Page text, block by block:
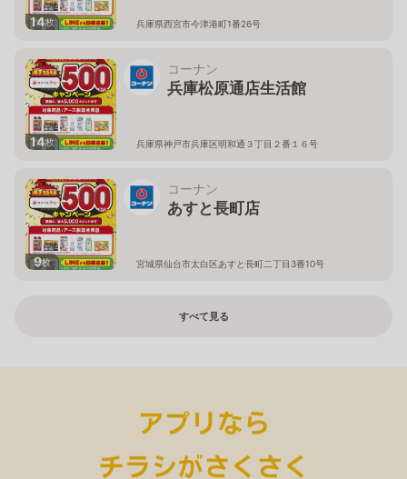
14枚 兵庫県西宮市今津港町1番26号
14枚
コーナン
兵庫松原通店生活館
兵庫県神戸市兵庫区明和通３丁目２番１６号
9枚
コーナン
あすと長町店
宮城県仙台市太白区あすと長町二丁目3番10号
すべて見る